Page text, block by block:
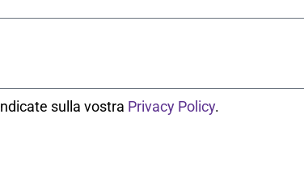
sulla vostra Privacy Policy.